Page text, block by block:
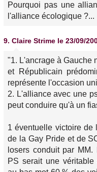
Pourquoi pas une
l'alliance écologique ?...
9. Claire Strime le 23/09/
"1. L'ancrage à Gauche
et Républicain
représente l'occasion
2. L'alliance avec une
peut conduire qu'à un
1 éventuelle victoire de
de la Gay Pride et de
losers conduit par
PS serait une véritable